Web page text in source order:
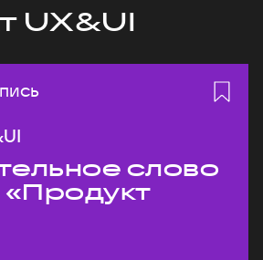
UX&UI
слово
«Продукт